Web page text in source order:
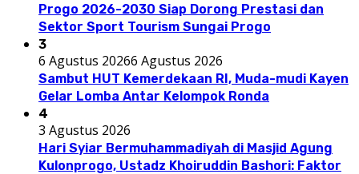
Progo 2026-2030 Siap Dorong Prestasi dan
Sektor Sport Tourism Sungai Progo
3
6 Agustus 20266 Agustus 2026
Sambut HUT Kemerdekaan RI, Muda-mudi Kayen
Gelar Lomba Antar Kelompok Ronda
4
3 Agustus 2026
Hari Syiar Bermuhammadiyah di Masjid Agung
Kulonprogo, Ustadz Khoiruddin Bashori: Faktor